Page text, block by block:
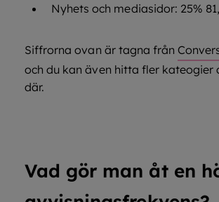
Nyhets och mediasidor: 25%
Siffrorna ovan är tagna från
och du kan även hitta fler kateogier
där.
Vad gör man åt en